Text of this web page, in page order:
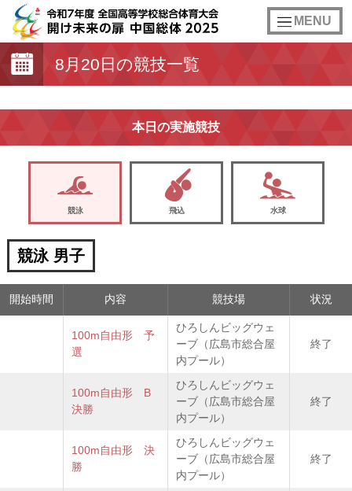
toggle
navigation
MENU
8月20日の競技一覧
本日の実施競技
競泳 飛込 水球
競泳 男子
開始時間 内容 競技場 状況
100m自由形 予
選
ひろしんビッグウェ
ーブ（広島市総合屋
内プール）
終了
100m自由形 B
決勝
ひろしんビッグウェ
ーブ（広島市総合屋
内プール）
終了
100m自由形 決
勝
ひろしんビッグウェ
ーブ（広島市総合屋
内プール）
終了